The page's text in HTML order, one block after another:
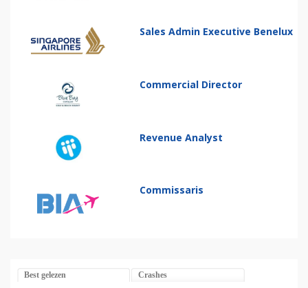
Sales Admin Executive Benelux
Commercial Director
Revenue Analyst
Commissaris
Best gelezen Crashes